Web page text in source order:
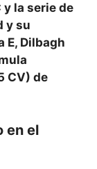
y la serie de
y su
E, Dilbagh
CV) de
en el